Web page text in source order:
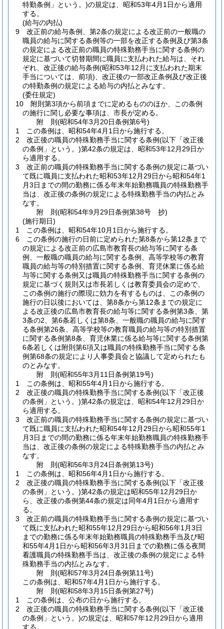
特勤条例」という。)の規定は、昭和53年4月1日から適用
する。
(給与の内払)
9
改正前の給与条例、第2条の規定による改正前の一般職の
職員の給与に関する条例等の一部を改正する条例及び第3条
の規定による改正前の職員の特殊勤務手当に関する条例の
規定に基づいて切替期間に職員に支払われた給与は、それ
ぞれ、改正後の給与条例(昭和53年12月に支払われた期末
手当については、前項) 、改正後の一部改正条例及び改正後
の特勤条例の規定による給与の内払とみなす。
(委任規定)
10
附則第3項から前項までに定めるもののほか、この条例
の施行に関し必要な事項は、市長が定める。
附 則(昭和54年3月20日条例第6号)
1
この条例は、昭和54年4月1日から施行する。
2
改正後の職員の特殊勤務手当に関する条例(以下「改正後
の条例」という。)第42条の規定は、昭和53年12月29日か
ら適用する。
3
改正前の職員の特殊勤務手当に関する条例の規定に基づい
て既に職員に支払われた昭和53年12月29日から昭和54年1
月3日までの間の勤務に係る年末年始勤務職員の特殊勤務手
当は、改正後の条例の規定による特殊勤務手当の内払とみ
なす。
附 則(昭和54年9月29日条例第38号 抄)
(施行期日)
1
この条例は、昭和54年10月1日から施行する。
6
この条例の施行の日前に定められた第8条から第12条まで
の規定による改正前の広島市教育長の給与等に関する条
例、一般職の職員の給与に関する条例、高等学校等の教育
職員の給与等の特別措置に関する条例、育児休業に係る給
与等に関する条例又は職員の特殊勤務手当に関する条例の
規定に基づく規則又は市長若しくは教育委員会の定めで、
この条例の施行の際現に効力を有するものは、この条例の
施行の日以後においては、第8条から第12条までの規定に
よる改正後の広島市教育長の給与等に関する条例第3条、第
3条の2、第6条若しくは第8条、一般職の職員の給与に関す
る条例第26条、高等学校等の教育職員の給与等の特別措置
に関する条例第8条、育児休業に係る給与等に関する条例第
6条若しくは附則第6項又は職員の特殊勤務手当に関する条
例第68条の規定により人事委員会と協議して定められたも
のとみなす。
附 則(昭和55年3月11日条例第19号)
1
この条例は、昭和55年4月1日から施行する。
2
改正後の職員の特殊勤務手当に関する条例(以下「改正後
の条例」という。)第42条の規定は、昭和54年12月29日か
ら適用する。
3
改正前の職員の特殊勤務手当に関する条例の規定に基づい
て既に職員に支払われた昭和54年12月29日から昭和55年1
月3日までの間の勤務に係る年末年始勤務職員の特殊勤務手
当は、改正後の条例の規定による特殊勤務手当の内払とみ
なす。
附 則(昭和56年3月24日条例第13号)
1
この条例は、昭和56年4月1日から施行する。
2
改正後の職員の特殊勤務手当に関する条例(以下「改正後
の条例」という。)第42条の規定は昭和55年12月29日か
ら、改正後の条例第44条の規定は同年4月1日から適用す
る。
3
改正前の職員の特殊勤務手当に関する条例の規定に基づい
て既に支払われた昭和55年12月29日から昭和56年1月3日
までの勤務に係る年末年始勤務職員の特殊勤務手当及び昭
和55年4月1日から昭和56年3月31日までの勤務に係る夜間
看護職員の特殊勤務手当は、改正後の条例の規定による特
殊勤務手当の内払とみなす。
附 則(昭和57年3月24日条例第11号)
この条例は、昭和57年4月1日から施行する。
附 則(昭和58年3月15日条例第27号)
1
この条例は、公布の日から施行する。
2
改正後の職員の特殊勤務手当に関する条例(以下「改正後
の条例」という。)の規定は、昭和57年12月29日から適用
する。